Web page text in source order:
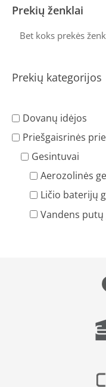
Prekių ženklai
Prekių kategorijos
Dovanų idėjos
Priešgaisrinės
Gesintuvai
Aerozolinės
Ličio baterijų
Vandens